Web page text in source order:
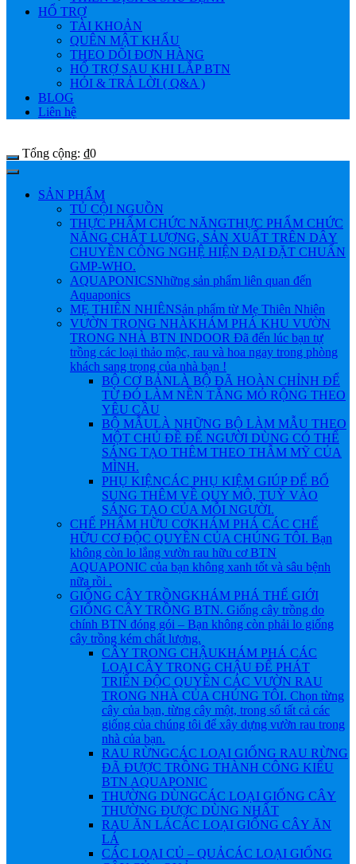
HỔ TRỢ
TÀI KHOẢN
QUÊN MẬT KHẨU
THEO DÕI ĐƠN HÀNG
HỔ TRỢ SAU KHI LẮP BTN
HỎI & TRẢ LỜI ( Q&A )
BLOG
Liên hệ
Tổng cộng: ₫0
SẢN PHẨM
TỦ CỘI NGUỒN
THỰC PHẨM CHỨC NĂNGTHỰC PHẨM CHỨC
NĂNG CHẤT LƯỢNG, SẢN XUẤT TRÊN DÂY
CHUYỀN CÔNG NGHỆ HIỆN ĐẠI ĐẶT CHUẨN
GMP-WHO.
AQUAPONICSNhững sản phẩm liên quan đến
Aquaponics
MẸ THIÊN NHIÊNSản phẩm từ Mẹ Thiên Nhiên
VƯỜN TRONG NHÀKHÁM PHÁ KHU VƯỜN
TRONG NHÀ BTN INDOOR Đã đến lúc bạn tự
trồng các loại thảo mộc, rau và hoa ngay trong phòng
khách sang trọng của nhà bạn !
BỘ CƠ BẢNLÀ BỘ ĐÃ HOÀN CHỈNH ĐỂ
TỪ ĐÓ LÀM NỀN TẲNG MỎ RỘNG THEO
YÊU CẦU
BỘ MẪULÀ NHỮNG BỘ LÀM MẪU THEO
MỘT CHỦ ĐỀ ĐỂ NGƯỜI DÙNG CÓ THỂ
SÁNG TẠO THÊM THEO THẪM MỸ CỦA
MÌNH.
PHỤ KIỆNCÁC PHỤ KIỆM GIÚP ĐỂ BỔ
SUNG THÊM VỀ QUY MÔ, TUỲ VÀO
SÁNG TẠO CỦA MỖI NGƯỜI.
CHẾ PHẨM HỮU CƠKHÁM PHÁ CÁC CHẾ
HỮU CƠ ĐỘC QUYỀN CỦA CHÚNG TÔI. Bạn
không còn lo lắng vườn rau hữu cơ BTN
AQUAPONIC của bạn không xanh tốt và sâu bệnh
nữa rồi .
GIỐNG CÂY TRỒNGKHÁM PHÁ THẾ GIỚI
GIỐNG CÂY TRỒNG BTN. Giống cây trồng do
chính BTN đóng gói – Bạn không còn phải lo giống
cây trồng kém chất lượng.
CÂY TRONG CHẬUKHÁM PHÁ CÁC
LOẠI CÂY TRONG CHẬU ĐỂ PHÁT
TRIỂN ĐỘC QUYỀN CÁC VƯỜN RAU
TRONG NHÀ CỦA CHÚNG TÔI. Chọn từng
cây của bạn, từng cây một, trong số tất cả các
giống của chúng tôi để xây dựng vườn rau trong
nhà của bạn.
RAU RỪNGCÁC LOẠI GIỐNG RAU RỪNG
ĐÃ ĐƯỢC TRỒNG THÀNH CÔNG KIỂU
BTN AQUAPONIC
THƯỜNG DÙNGCÁC LOẠI GIỐNG CÂY
THƯỜNG ĐƯỢC DÙNG NHẤT
RAU ĂN LÁCÁC LOẠI GIỐNG CÂY ĂN
LÁ
CÁC LOẠI CỦ – QUẢCÁC LOẠI GIỐNG